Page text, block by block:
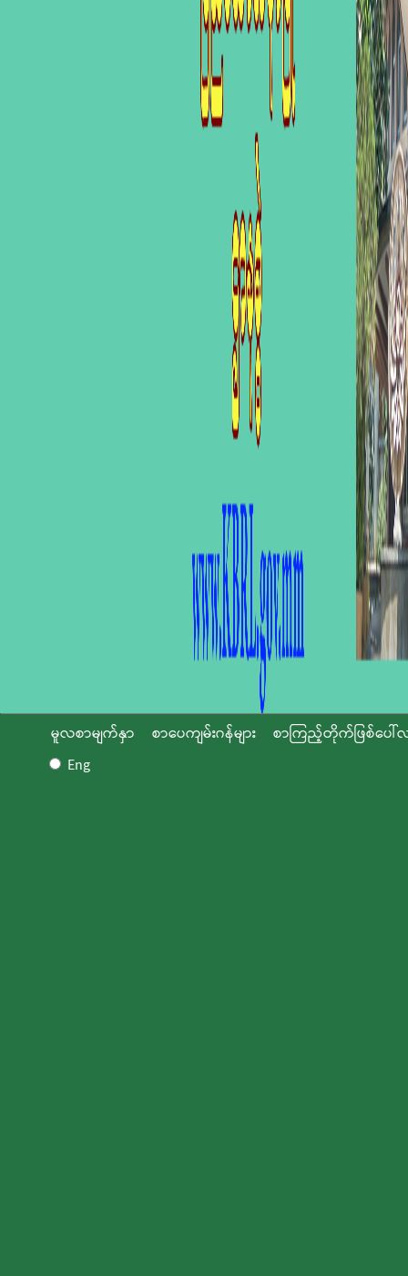
မူလစာမျက်နှာ စာပေကျမ်းဂန်များ
စာကြည့်တိုက်ဖြစ်ပေါ်
Eng